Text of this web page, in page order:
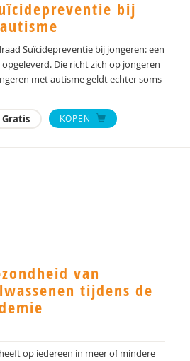
van der Schot
Lankveld
bij
Suïcidepreventie bij jongeren: een
Die richt zich op jongeren
met autisme geldt echter soms
Gratis KOPEN
van
tijdens de
op iedereen in meer of mindere